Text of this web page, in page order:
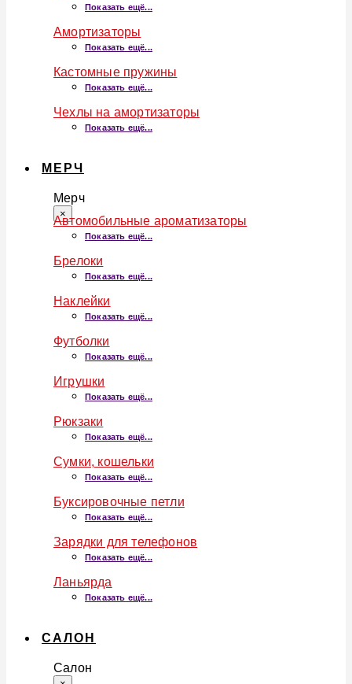
Показать ещё...
Амортизаторы
Показать ещё...
Кастомные пружины
Показать ещё...
Чехлы на амортизаторы
Показать ещё...
МЕРЧ
Мерч
×
Автомобильные ароматизаторы
Показать ещё...
Брелоки
Показать ещё...
Наклейки
Показать ещё...
Футболки
Показать ещё...
Игрушки
Показать ещё...
Рюкзаки
Показать ещё...
Сумки, кошельки
Показать ещё...
Буксировочные петли
Показать ещё...
Зарядки для телефонов
Показать ещё...
Ланьярда
Показать ещё...
САЛОН
Салон